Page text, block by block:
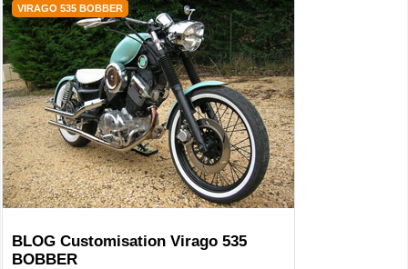
VIRAGO 535 BOBBER
BLOG Customisation Virago 535
BOBBER